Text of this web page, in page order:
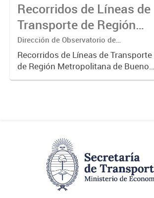
Recorridos de Líneas de
Transporte de Región
Metropolitana de
Buenos Aires (RMBA)
Dirección de Observatorio de
Transporte, Estudio y Sistemas
Recorridos de Líneas de Transporte
de Región Metropolitana de Buenos
Aires (RMBA).-